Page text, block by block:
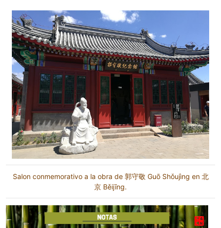
Salon conmemorativo a la obra de 郭守敬 Guō Shǒujìng en 北
京 Běijīng.